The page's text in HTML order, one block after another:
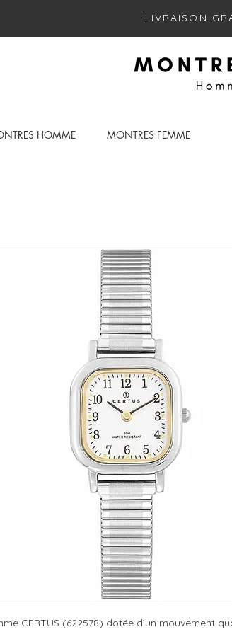
LIVRAISON
HOMME MONTRES FEMME
CERTUS (622578) dotée d’un mouvement